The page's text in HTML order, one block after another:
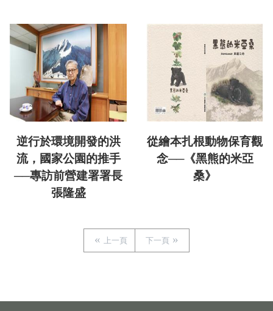
逆行於環境開發的洪
流，國家公園的推手
──專訪前營建署署長
張隆盛
從繪本扎根動物保育觀
念──《黑熊的米亞
桑》
上一頁 下一頁